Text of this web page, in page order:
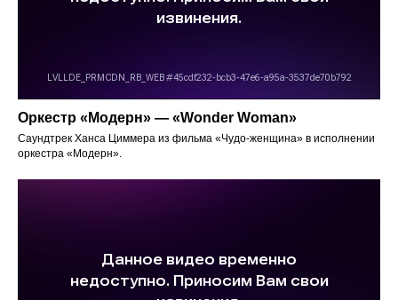
Оркестр «Модерн» — «Wonder Woman»
Саундтрек Ханса Циммера из фильма «Чудо-женщина» в исполнении
оркестра «Модерн».